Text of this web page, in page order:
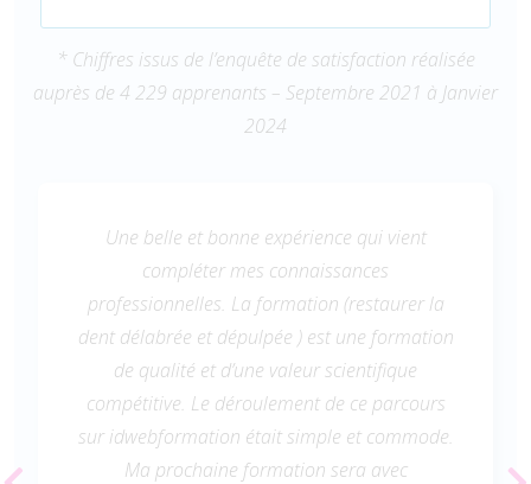
* Chiffres issus de l’enquête de satisfaction réalisée
auprès de 4 229 apprenants – Septembre 2021 à Janvier
2024
Une belle et bonne expérience qui vient
compléter mes connaissances
professionnelles. La formation (restaurer la
dent délabrée et dépulpée ) est une formation
de qualité et d’une valeur scientifique
compétitive. Le déroulement de ce parcours
sur idwebformation était simple et commode.
Ma prochaine formation sera avec